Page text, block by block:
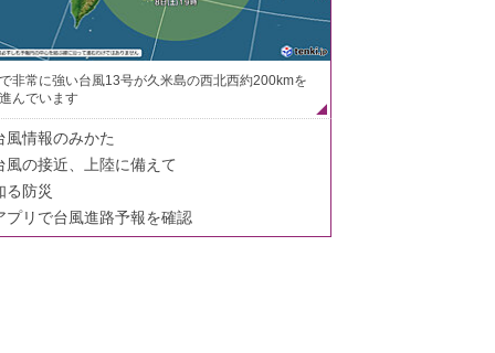
非常に強い台風13号が久米島の西北西約200kmを
んでいます
風情報のみかた
風の接近、上陸に備えて
る防災
プリで台風進路予報を確認